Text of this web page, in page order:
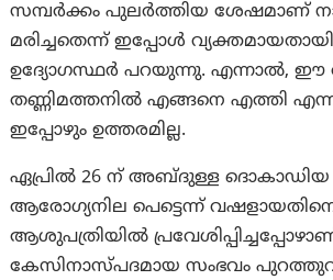
സമ്പർക്കം പുലർത്തിയ ശേഷമാണ്
മരിച്ചതെന്ന് ഇപ്പോൾ
ഉദ്യോഗസ്ഥർ പറയുന്നു. എന്നാല്‍,
തണ്ണിമത്തനിൽ എങ്ങനെ എത്തി
ഇപ്പോഴും ഉത്തരമില്ല.
ഏപ്രിൽ 26 ന് അബ്ദുള്ള ദൊകാഡിയ
ആരോഗ്യനില പെട്ടെന്ന്
ആശുപത്രിയിൽ
കേസിനാസ്പദമായ സംഭവം